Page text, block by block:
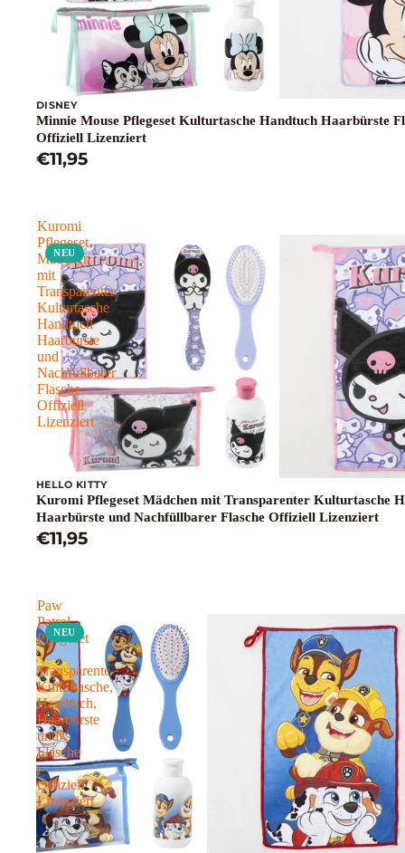
DISNEY
Minnie Mouse Pflegeset Kulturtasche Handtuch Haarbürste
Offiziell Lizenziert
€11,95
Kuromi
Pflegeset
Mädchen
mit
Transparenter
Kulturtasche
Handtuch
Haarbürste
und
Nachfüllbarer
Flasche
Offiziell
Lizenziert
NEU
HELLO KITTY
Kuromi Pflegeset Mädchen mit Transparenter Kulturtasche
Haarbürste und Nachfüllbarer Flasche Offiziell Lizenziert
€11,95
Paw
Patrol
Pflegeset
–
Transparente
Kulturtasche,
Handtuch,
Haarbürste
und
Flasche
–
Offiziell
Lizenziert
NEU